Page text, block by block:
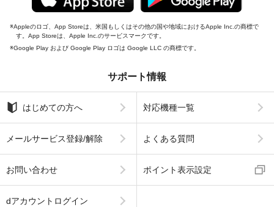
Appleのロゴ、App Storeは、米国もしくはその他の国や地域におけるApple Inc.の商標で
す。App Storeは、Apple Inc.のサービスマークです。
Google Play および Google Play ロゴは Google LLC の商標です。
サポート情報
はじめての方へ 対応機種一覧
メールサービス登録/解除 よくある質問
お問い合わせ ポイント表示設定
dアカウントログイン